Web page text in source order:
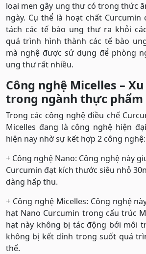
loại men gây ung thư có trong thức
ngày. Cụ thể là hoạt chất Curcumin
tách các tế bào ung thư ra khỏi
quá trình hình thành các tế bào
mà nghệ được sử dụng để phòng
ung thư rất nhiều.
Công nghệ Micelles –
trong ngành thực phẩm
Trong các công nghệ điều chế
Micelles đang là công nghệ hiện
hiện nay nhờ sự kết hợp 2 công nghệ:
+ Công nghệ Nano: Công nghệ này
Curcumin đạt kích thước siêu nhỏ
dàng hấp thu.
+ Công nghệ Micelles: Công nghệ
hạt Nano Curcumin trong cấu trúc
hạt này không bị tác động bởi môi
không bị kết dính trong suốt quá
thể.